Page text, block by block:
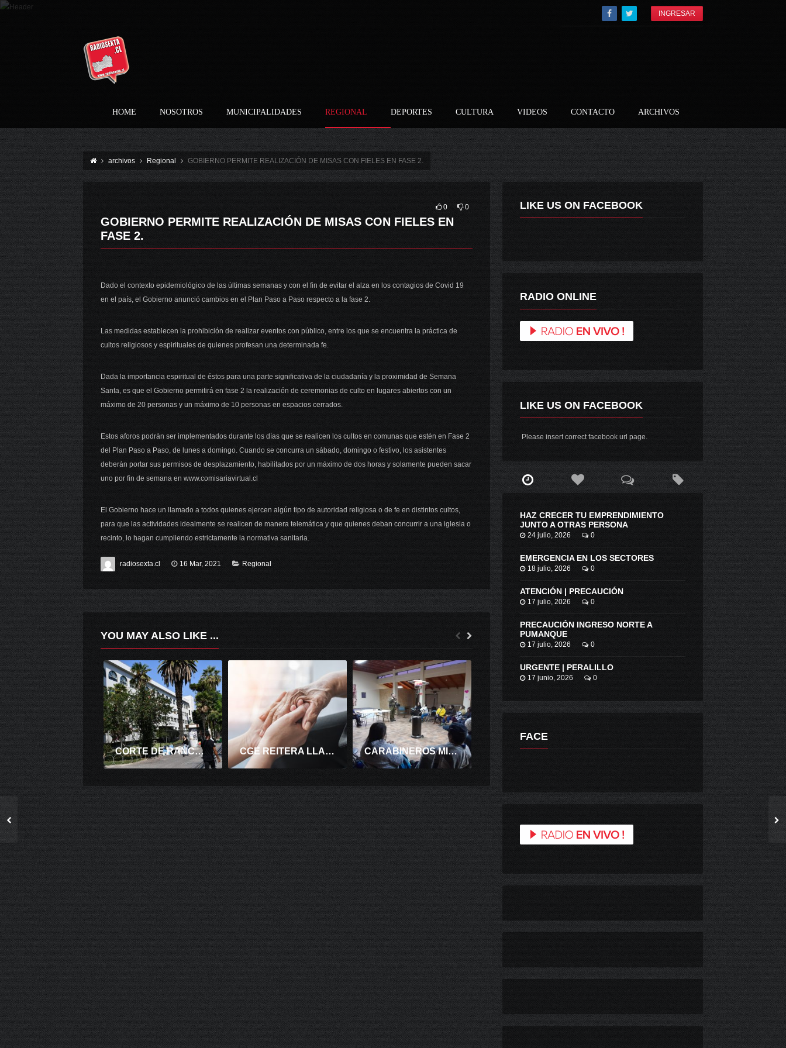
INGRESAR
HOME NOSOTROS MUNICIPALIDADES REGIONAL DEPORTES CULTURA VIDEOS CONTACTO ARCHIVOS
archivos Regional GOBIERNO PERMITE REALIZACIÓN DE MISAS CON FIELES EN FASE 2.
0 0
GOBIERNO PERMITE REALIZACIÓN DE MISAS CON FIELES EN
FASE 2.
Dado el contexto epidemiológico de las últimas semanas y con el fin de evitar el alza en los contagios de Covid 19
en el país, el Gobierno anunció cambios en el Plan Paso a Paso respecto a la fase 2.
Las medidas establecen la prohibición de realizar eventos con público, entre los que se encuentra la práctica de
cultos religiosos y espirituales de quienes profesan una determinada fe.
Dada la importancia espiritual de éstos para una parte significativa de la ciudadanía y la proximidad de Semana
Santa, es que el Gobierno permitirá en fase 2 la realización de ceremonias de culto en lugares abiertos con un
máximo de 20 personas y un máximo de 10 personas en espacios cerrados.
Estos aforos podrán ser implementados durante los días que se realicen los cultos en comunas que estén en Fase 2
del Plan Paso a Paso, de lunes a domingo. Cuando se concurra un sábado, domingo o festivo, los asistentes
deberán portar sus permisos de desplazamiento, habilitados por un máximo de dos horas y solamente pueden sacar
uno por fin de semana en www.comisariavirtual.cl
El Gobierno hace un llamado a todos quienes ejercen algún tipo de autoridad religiosa o de fe en distintos cultos,
para que las actividades idealmente se realicen de manera telemática y que quienes deban concurrir a una iglesia o
recinto, lo hagan cumpliendo estrictamente la normativa sanitaria.
radiosexta.cl 16 Mar, 2021 Regional
YOU MAY ALSO LIKE ...
CORTE DE RANCAGUA SOBRESEE A IMPUTADA POR INFRIGIR TOQUE DE QUEDA CUANDO INTENTABA DENUNCIAR VIOLACIÓN CGE REITERA LLAMADO A INSCRIPCIÓN DE PACIENTES ELECTRODEPENDIENTE CARABINEROS MICC DE SANTA CRUZ CASI 20 MIL FAMILIAS QUEDARON SIN ENERGÍA EN 2018 POR ROBO DE CABLES
LIKE US ON FACEBOOK
RADIO ONLINE
LIKE US ON FACEBOOK
Please insert correct facebook url page.
HAZ CRECER TU EMPRENDIMIENTO
JUNTO A OTRAS PERSONA
24 julio, 2026 0
EMERGENCIA EN LOS SECTORES
18 julio, 2026 0
ATENCIÓN | PRECAUCIÓN
17 julio, 2026 0
PRECAUCIÓN INGRESO NORTE A
PUMANQUE
17 julio, 2026 0
URGENTE | PERALILLO
17 junio, 2026 0
FACE